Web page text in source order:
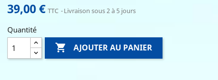
39,00 € TTC Livraison sous 2 à 5 jours
Quantité
 AJOUTER AU PANIER